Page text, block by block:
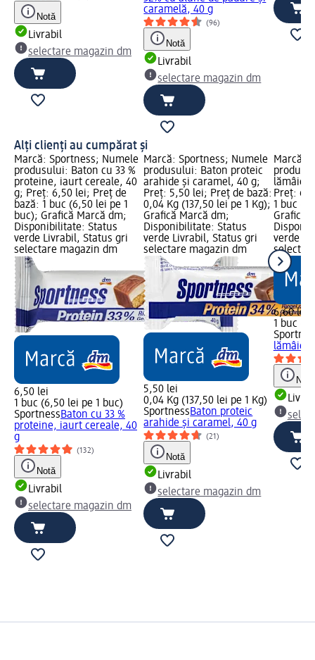
Notă
Livrabil
selectare magazin dm
caramelă, 40 g
(96)
Notă
Livrabil
selectare magazin dm
Alți clienți au cumpărat și
Marcă: Sportness; Numele
produsului: Baton cu 33 %
proteine, iaurt cereale, 40
g; Preț: 6,50 lei; Preț de
bază: 1 buc (6,50 lei pe 1
buc); Grafică Marcă dm;
Disponibilitate: Status
verde Livrabil, Status gri
selectare magazin dm
6,50 lei
1 buc (6,50 lei pe 1 buc)
SportnessBaton cu 33 %
proteine, iaurt cereale, 40
g
(132)
Notă
Livrabil
selectare magazin dm
Marcă: Sportness; Numele
produsului: Baton proteic
arahide și caramel, 40 g;
Preț: 5,50 lei; Preț de bază:
0,04 Kg (137,50 lei pe 1 Kg);
Grafică Marcă dm;
Disponibilitate: Status
verde Livrabil, Status gri
selectare magazin dm
5,50 lei
0,04 Kg (137,50 lei pe 1 Kg)
SportnessBaton proteic
arahide și caramel, 40 g
(21)
Notă
Livrabil
selectare magazin dm
Marcă:
lămâie,
Preț:
1 buc
Grafică
verde
6,60 lei
1 buc
lămâie,
Notă